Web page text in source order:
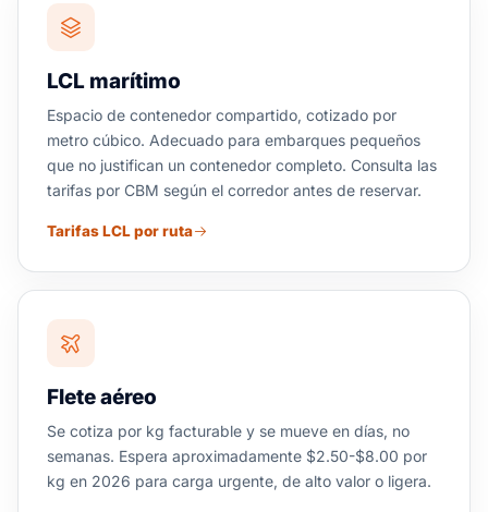
LCL marítimo
Espacio de contenedor compartido, cotizado por
metro cúbico. Adecuado para embarques pequeños
que no justifican un contenedor completo. Consulta las
tarifas por CBM según el corredor antes de reservar.
Tarifas LCL por ruta
Flete aéreo
Se cotiza por kg facturable y se mueve en días, no
semanas. Espera aproximadamente $2.50-$8.00 por
kg en 2026 para carga urgente, de alto valor o ligera.